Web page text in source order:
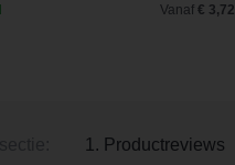
Vanaf € 3,72
1. Productreviews